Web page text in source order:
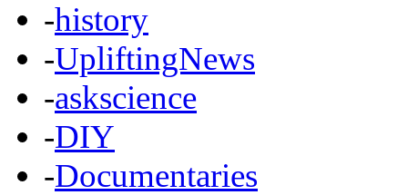
-history
-UpliftingNews
-askscience
-DIY
-Documentaries